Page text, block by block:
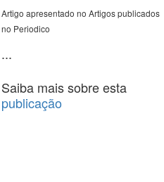
Artigo apresentado no Artigos publicados
no Periodico
...
Saiba mais sobre esta
publicação